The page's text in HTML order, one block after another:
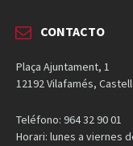
CONTACTO
Plaça Ajuntament, 1
12192 Vilafamés,
Teléfono: 964 32 90 01
Horari: lunes a viernes